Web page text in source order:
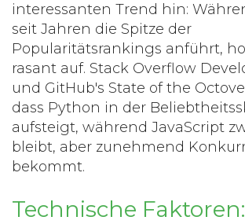
interessanten Trend hin:
seit Jahren die Spitze der
Popularitätsrankings anführt,
rasant auf. Stack Overflow
und GitHub's State of the
dass Python in der
aufsteigt, während JavaScript
bleibt, aber zunehmend
bekommt.
Technische Faktoren: